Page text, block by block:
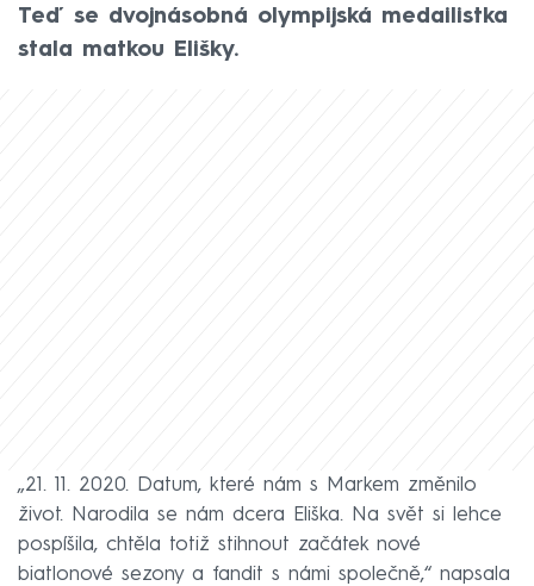
Teď se dvojnásobná olympijská medailistka
stala matkou Elišky.
„21. 11. 2020. Datum, které nám s Markem změnilo
život. Narodila se nám dcera Eliška. Na svět si lehce
pospíšila, chtěla totiž stihnout začátek nové
biatlonové sezony a fandit s námi společně,“ napsala